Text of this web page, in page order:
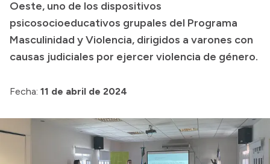
Compras y licitaciones
Consulta de expedientes
Consulta de pago a proveedores
Intranet
Login
Oeste, uno de los dispositivos
psicosocioeducativos grupales del Programa
Masculinidad y Violencia, dirigidos a varones con
causas judiciales por ejercer violencia de género.
Fecha: 11 de abril de 2024